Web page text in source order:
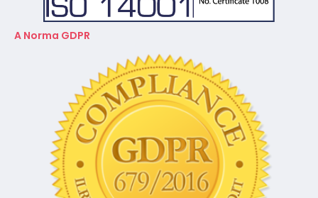
A Norma GDPR